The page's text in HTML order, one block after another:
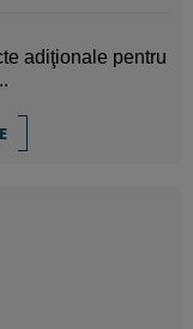
adiţionale pentru